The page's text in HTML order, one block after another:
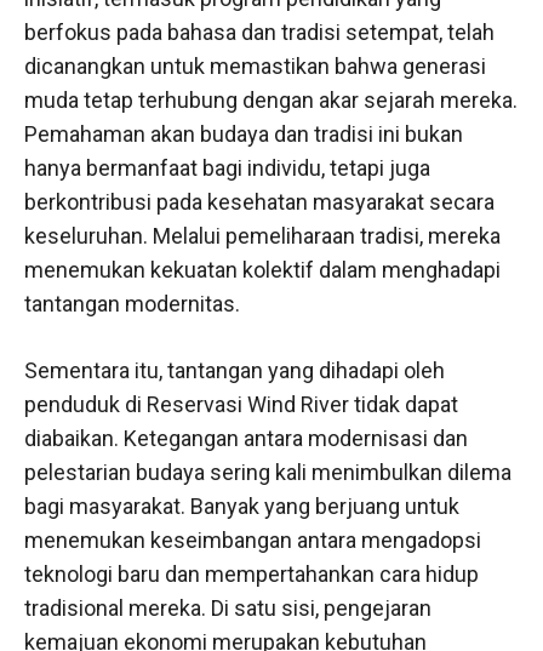
berfokus pada bahasa dan tradisi setempat, telah
dicanangkan untuk memastikan bahwa generasi
muda tetap terhubung dengan akar sejarah mereka.
Pemahaman akan budaya dan tradisi ini bukan
hanya bermanfaat bagi individu, tetapi juga
berkontribusi pada kesehatan masyarakat secara
keseluruhan. Melalui pemeliharaan tradisi, mereka
menemukan kekuatan kolektif dalam menghadapi
tantangan modernitas.
Sementara itu, tantangan yang dihadapi oleh
penduduk di Reservasi Wind River tidak dapat
diabaikan. Ketegangan antara modernisasi dan
pelestarian budaya sering kali menimbulkan dilema
bagi masyarakat. Banyak yang berjuang untuk
menemukan keseimbangan antara mengadopsi
teknologi baru dan mempertahankan cara hidup
tradisional mereka. Di satu sisi, pengejaran
kemajuan ekonomi merupakan kebutuhan